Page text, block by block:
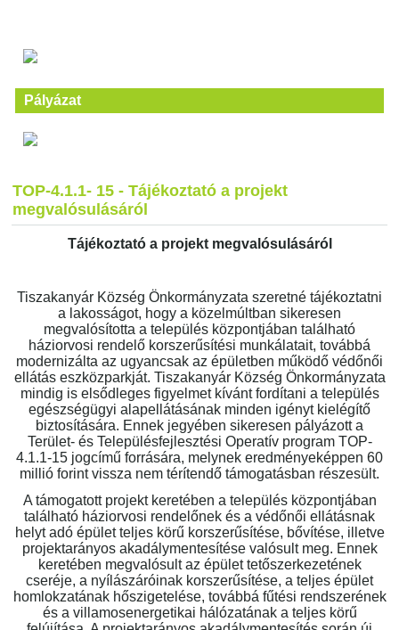
Pályázat
TOP-4.1.1- 15 - Tájékoztató a projekt
megvalósulásáról
Tájékoztató a projekt megvalósulásáról
Tiszakanyár Község Önkormányzata szeretné tájékoztatni
a lakosságot, hogy a közelmúltban sikeresen
megvalósította a település központjában található
háziorvosi rendelő korszerűsítési munkálatait, továbbá
modernizálta az ugyancsak az épületben működő védőnői
ellátás eszközparkját. Tiszakanyár Község Önkormányzata
mindig is elsődleges figyelmet kívánt fordítani a település
egészségügyi alapellátásának minden igényt kielégítő
biztosítására. Ennek jegyében sikeresen pályázott a
Terület- és Településfejlesztési Operatív program TOP-
4.1.1-15 jogcímű forrására, melynek eredményeképpen 60
millió forint vissza nem térítendő támogatásban részesült.
A támogatott projekt keretében a település központjában
található háziorvosi rendelőnek és a védőnői ellátásnak
helyt adó épület teljes körű korszerűsítése, bővítése, illetve
projektarányos akadálymentesítése valósult meg. Ennek
keretében megvalósult az épület tetőszerkezetének
cseréje, a nyílászáróinak korszerűsítése, a teljes épület
homlokzatának hőszigetelése, továbbá fűtési rendszerének
és a villamosenergetikai hálózatának a teljes körű